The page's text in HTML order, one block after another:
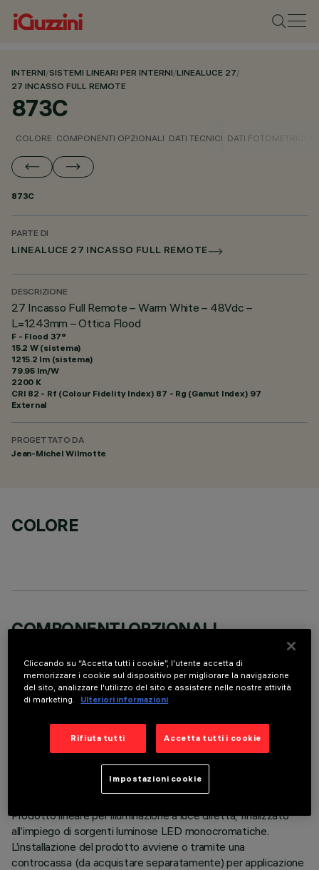
INTERNI/SISTEMI LINEARI PER INTERNI/LINEALUCE 27/
27 INCASSO FULL REMOTE
873C
COLORE COMPONENTI OPZIONALI DATI TECNICI DATI FOTOMETRICI
873C
PARTE DI
LINEALUCE 27 INCASSO FULL REMOTE
DESCRIZIONE
27 Incasso Full Remote – Warm White – 48Vdc –
L=1243mm – Ottica Flood
F - Flood 37°
15.2 W (sistema)
1215.2 lm (sistema)
79.95 lm/W
2200 K
CRI 82 - Rf (Colour Fidelity Index) 87 - Rg (Gamut Index) 97
External
PROGETTATO DA
Jean-Michel Wilmotte
COLORE
COMPONENTI OPZIONALI
DATI TECNICI
ULTIMO AGGIORNAMENTO: 05/08/2026
Prodotto lineare per illuminazione a luce diretta, finalizzato
all’impiego di sorgenti luminose LED monocromatiche.
L’installazione del prodotto avviene o tramite una
controcassa (da acquistare separatamente) per applicazione
Cliccando su “Accetta tutti i cookie”, l'utente accetta di
memorizzare i cookie sul dispositivo per migliorare la navigazione
del sito, analizzare l'utilizzo del sito e assistere nelle nostre attività
di marketing.
Ulteriori informazioni
Rifiuta tutti Accetta tutti i cookie
Impostazioni cookie